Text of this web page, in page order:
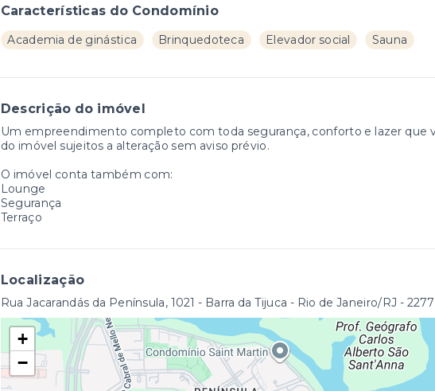
Características do Condomínio
Academia de ginástica Brinquedoteca Elevador social Sauna
Descrição do imóvel
Um empreendimento completo com toda segurança, conforto e lazer que
do imóvel sujeitos a alteração sem aviso prévio.
O imóvel conta também com:
Lounge
Segurança
Terraço
Localização
Rua Jacarandás da Península, 1021 - Barra da Tijuca - Rio de Janeiro/RJ -
+
−